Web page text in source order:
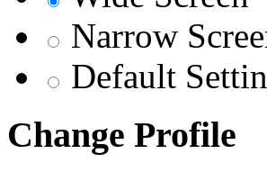
Narrow
Default
Change Profile